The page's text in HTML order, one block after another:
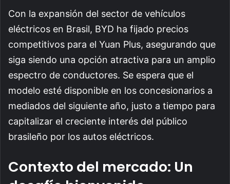
Con la expansión del sector de vehículos
eléctricos en Brasil, BYD ha fijado precios
competitivos para el Yuan Plus, asegurando que
siga siendo una opción atractiva para un amplio
espectro de conductores. Se espera que el
modelo esté disponible en los concesionarios a
mediados del siguiente año, justo a tiempo para
capitalizar el creciente interés del público
brasileño por los autos eléctricos.
Contexto del mercado: Un